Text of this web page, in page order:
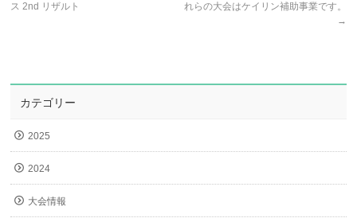
ス 2nd リザルト
れらの大会はケイリン補助事業です。
→
カテゴリー
2025
2024
大会情報